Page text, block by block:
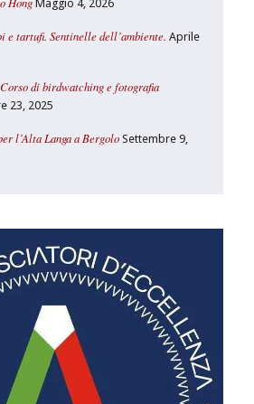
Maggio 4, 2026
e tartufi. Sentinelle dell’ambiente. Aprile
di birdwatching e fotografia
23, 2025
l’Alta Langa a Bergolo Settembre 9,